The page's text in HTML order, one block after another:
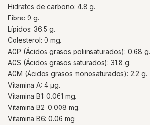
Hidratos de carbono: 4.8 g.
Fibra: 9 g.
Lípidos: 36.5 g.
Colesterol: 0 mg.
AGP (Ácidos grasos poliinsaturados): 0.68 g.
AGS (Ácidos grasos saturados): 31.8 g.
AGM (Ácidos grasos monosaturados): 2.2 g.
Vitamina A: 4 µg.
Vitamina B1: 0.061 mg.
Vitamina B2: 0.008 mg.
Vitamina B6: 0.06 mg.